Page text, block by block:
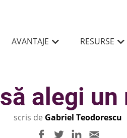
AVANTAJE RESURSE
alegi
scris de Gabriel Teodorescu